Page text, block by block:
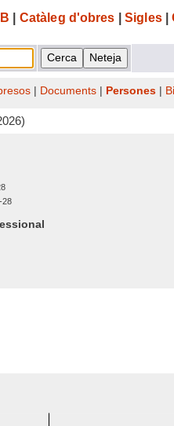
Catàleg d'obres Sigles|
Documents Persones
28